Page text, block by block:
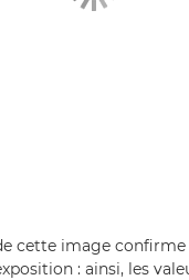
cette image
: ainsi, les